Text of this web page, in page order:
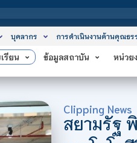
บุคลากร การดำเนินงานด้านคุณธร
รียน ข้อมูลสถาบัน หน่วย
Clipping News
สยามรัฐ